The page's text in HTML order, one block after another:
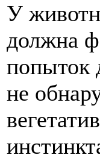
У
должна
попыток
не